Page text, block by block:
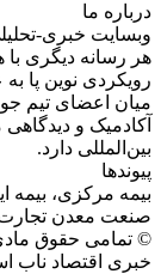
درباره‌ ما
وبسایت خبری-
هر رسانه دیگری با
رویکردی نوین پا
میان اعضای تیم
آکادمیک و
بین‌المللی دارد.
پیوندها
بیمه مرکزی، بیمه
صنعت معدن
خبری اقتصاد ناب